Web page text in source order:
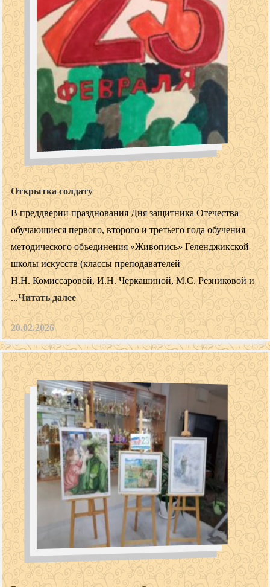
Открытка солдату
В преддверии празднования Дня защитника Отечества
обучающиеся первого, второго и третьего года обучения
методического объединения «Живопись» Геленджикской
школы искусств (классы преподавателей
Н.Н. Комиссаровой, И.Н. Черкашиной, М.С. Резниковой и
...Читать далее
20.02.2026